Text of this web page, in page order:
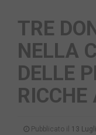
TRE
NELLA
DELLE
RICCHE
Pubblicato il 13